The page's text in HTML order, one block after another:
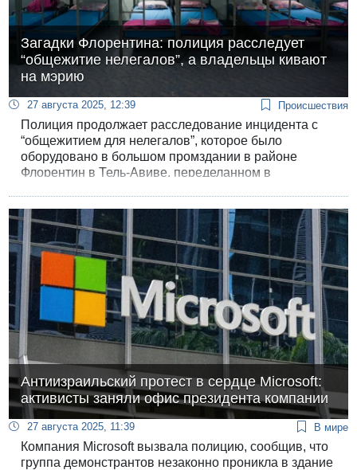
Загадки Флорентина: полиция расследует
“общежитие нелегалов”, а владельцы кивают
на мэрию
27 августа 2025, 12:39 Происшествия
Полиция продолжает расследование инцидента с
“общежитием для нелегалов”, которое было
оборудовано в большом промздании в районе
Флорентин в Тель-Авиве, переделанном в
нелегала. Полиция проверяет каждого из них, чтобы
исключить возможность их причастности к
террористической деятельности.
Антиизраильский протест в сердце Microsoft:
активисты заняли офис президента компании
27 августа 2025, 11:39 В мире
Компания Microsoft вызвала полицию, сообщив, что
группа демонстрантов незаконно проникла в здание